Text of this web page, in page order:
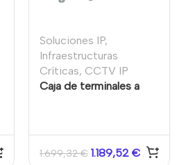
Soluciones IP,
Infraestructuras
Críticas, CCTV IP
Caja de terminales a
1.699,32€ 1.189,52 €